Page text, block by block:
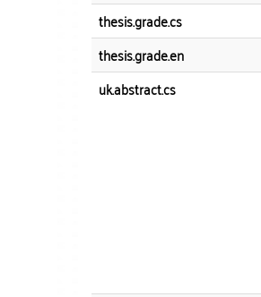
thesis.grade.cs
thesis.grade.en
uk.abstract.cs